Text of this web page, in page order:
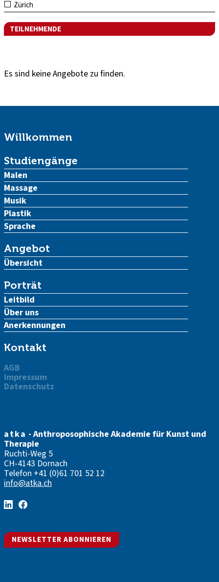
Zürich
TEILNEHMENDE
Es sind keine Angebote zu finden.
Willkommen
Studiengänge
Malen
Massage
Musik
Plastik
Sprache
Angebot
Übersicht
Porträt
Leitbild
Über uns
Anerkennungen
Kontakt
AGB
Impressum
Datenschutz
atka - Anthroposophische Akademie für Kunst und
Therapie
Ruchti-Weg 5
CH-4143 Dornach
Telefon +41 (0)61 701 52 12
info@atka.ch
NEWSLETTER ABONNIEREN